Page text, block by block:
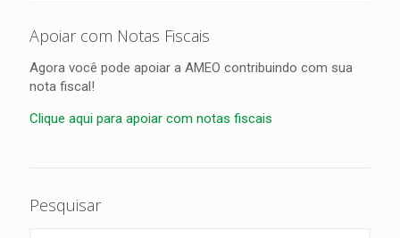
Apoiar com Notas Fiscais
Agora você pode apoiar a AMEO contribuindo com sua
nota fiscal!
Clique aqui para apoiar com notas fiscais
Pesquisar